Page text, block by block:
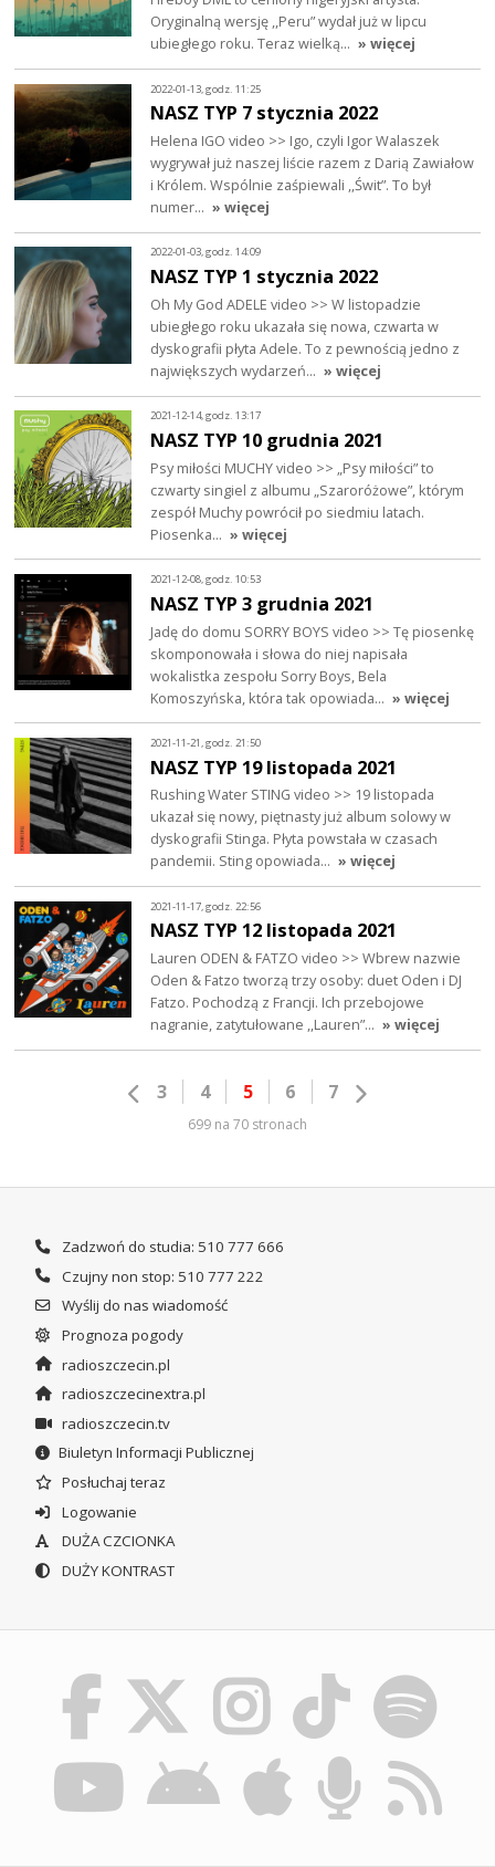
Oryginalną wersję ,,Peru” wydał już w lipcu
ubiegłego roku. Teraz wielką… » więcej
2022-01-13, godz. 11:25
NASZ TYP 7 stycznia 2022
Helena IGO video >> Igo, czyli Igor Walaszek
wygrywał już naszej liście razem z Darią Zawiałow
i Królem. Wspólnie zaśpiewali ,,Świt”. To był
numer… » więcej
2022-01-03, godz. 14:09
NASZ TYP 1 stycznia 2022
Oh My God ADELE video >> W listopadzie
ubiegłego roku ukazała się nowa, czwarta w
dyskografii płyta Adele. To z pewnością jedno z
największych wydarzeń… » więcej
2021-12-14, godz. 13:17
NASZ TYP 10 grudnia 2021
Psy miłości MUCHY video >> „Psy miłości” to
czwarty singiel z albumu „Szaroróżowe”, którym
zespół Muchy powrócił po siedmiu latach.
Piosenka… » więcej
2021-12-08, godz. 10:53
NASZ TYP 3 grudnia 2021
Jadę do domu SORRY BOYS video >> Tę piosenkę
skomponowała i słowa do niej napisała
wokalistka zespołu Sorry Boys, Bela
Komoszyńska, która tak opowiada… » więcej
2021-11-21, godz. 21:50
NASZ TYP 19 listopada 2021
Rushing Water STING video >> 19 listopada
ukazał się nowy, piętnasty już album solowy w
dyskografii Stinga. Płyta powstała w czasach
pandemii. Sting opowiada… » więcej
2021-11-17, godz. 22:56
NASZ TYP 12 listopada 2021
Lauren ODEN & FATZO video >> Wbrew nazwie
Oden & Fatzo tworzą trzy osoby: duet Oden i DJ
Fatzo. Pochodzą z Francji. Ich przebojowe
nagranie, zatytułowane ,,Lauren”… » więcej
3 4 5 6 7
699 na 70 stronach
Zadzwoń do studia: 510 777 666
Czujny non stop: 510 777 222
Wyślij do nas wiadomość
Prognoza pogody
radioszczecin.pl
radioszczecinextra.pl
radioszczecin.tv
Biuletyn Informacji Publicznej
Posłuchaj teraz
Logowanie
DUŻA CZCIONKA
DUŻY KONTRAST